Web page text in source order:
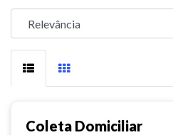
Coleta Domiciliar